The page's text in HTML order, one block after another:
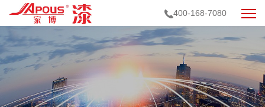
400-168-7080